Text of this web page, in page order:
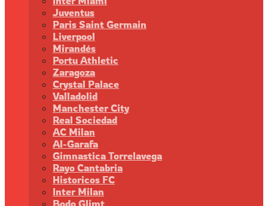
Juventus
Paris Saint Germain
Liverpool
Mirandés
Portu Athletic
Zaragoza
Crystal Palace
Valladolid
Manchester City
Real Sociedad
AC Milan
Al-Garafa
Gimnastica Torrelavega
Rayo Cantabria
Historicos FC
Inter Milan
Bodo Glimt